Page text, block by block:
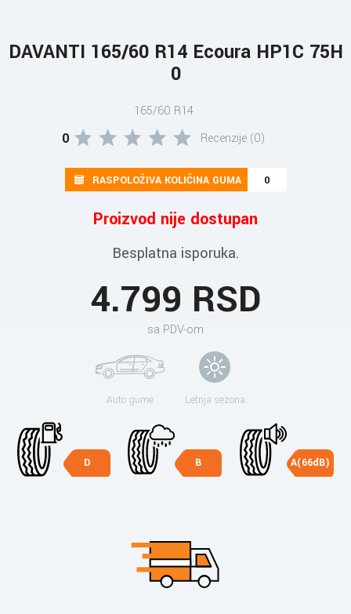
DAVANTI 165/60 R14 Ecoura HP1C 75H
0
165/60 R14
0 Recenzije (0)
RASPOLOŽIVA KOLIČINA GUMA 0
Proizvod nije dostupan
Besplatna isporuka.
4.799 RSD
sa PDV-om
Auto gume Letnja sezona
D B A(66dB)